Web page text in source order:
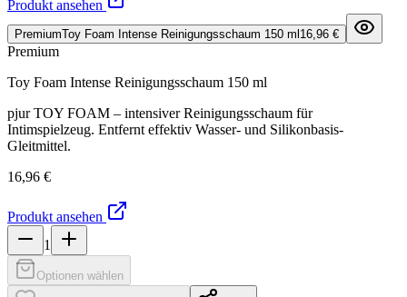
Produkt ansehen
PremiumToy Foam Intense Reinigungsschaum 150 ml 16,96 €
Premium
Toy Foam Intense Reinigungsschaum 150 ml
pjur TOY FOAM – intensiver Reinigungsschaum für
Intimspielzeug. Entfernt effektiv Wasser- und Silikonbasis-
Gleitmittel.
16,96 €
Produkt ansehen
1
Optionen wählen